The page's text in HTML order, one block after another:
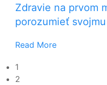
Zdravie na prvom
porozumieť
Read More
1
2